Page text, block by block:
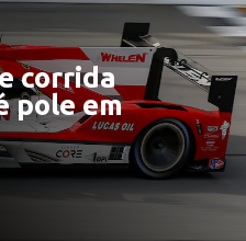
corrida
pole em